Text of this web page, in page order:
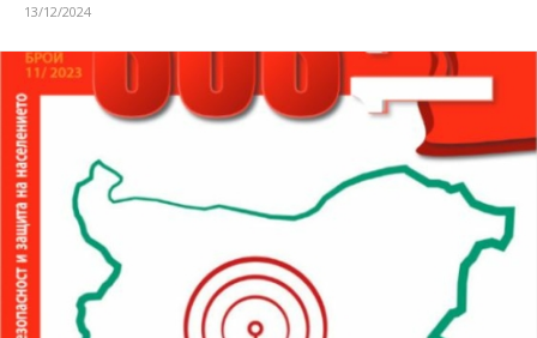
13/12/2024